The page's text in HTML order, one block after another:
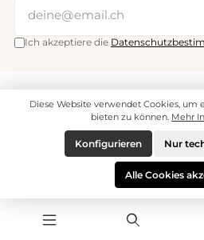
Ich akzeptiere die
© 2008 - 2026 enjoymedia.ch -
Diese Website verwendet Cookies, um
bieten zu können. Mehr
Nur
Konfigurieren
Alle Cookies